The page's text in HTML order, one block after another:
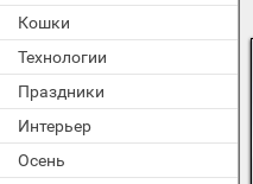
Кошки
Технологии
Праздники
Интерьер
Осень